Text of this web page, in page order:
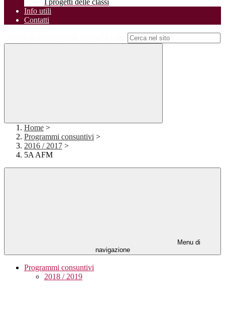
I progetti delle classi
Info utili
Contatti
Home >
Programmi consuntivi >
2016 / 2017 >
5A AFM
Menu di
navigazione
Programmi consuntivi
2018 / 2019